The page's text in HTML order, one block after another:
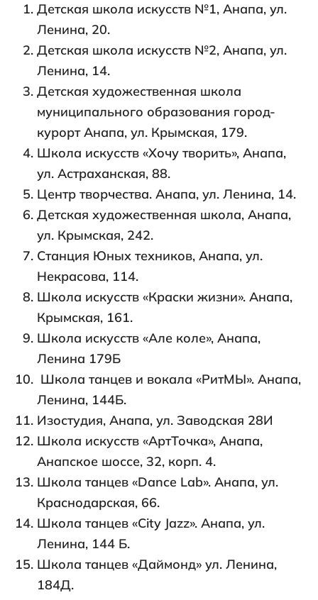
Детская школа искусств №1, Анапа, ул.
Ленина, 20.
Детская школа искусств №2, Анапа, ул.
Ленина, 14.
Детская художественная школа
муниципального образования город-
курорт Анапа, ул. Крымская, 179.
Школа искусств «Хочу творить», Анапа,
ул. Астраханская, 88.
Центр творчества. Анапа, ул. Ленина, 14.
Детская художественная школа, Анапа,
ул. Крымская, 242.
Станция Юных техников, Анапа, ул.
Некрасова, 114.
Школа искусств «Краски жизни». Анапа,
Крымская, 161.
Школа искусств «Але коле», Анапа,
Ленина 179Б
Школа танцев и вокала «РитМЫ». Анапа,
Ленина, 144Б.
Изостудия, Анапа, ул. Заводская 28И
Школа искусств «АртТочка», Анапа,
Анапское шоссе, 32, корп. 4.
Школа танцев «Dance Lab». Анапа, ул.
Краснодарская, 66.
Школа танцев «City Jazz». Анапа, ул.
Ленина, 144 Б.
Школа танцев «Даймонд» ул. Ленина,
184Д.